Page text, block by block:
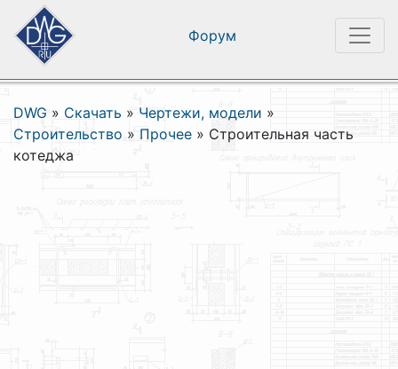
Форум
DWG » Скачать » Чертежи, модели »
Строительство » Прочее » Строительная часть
котеджа